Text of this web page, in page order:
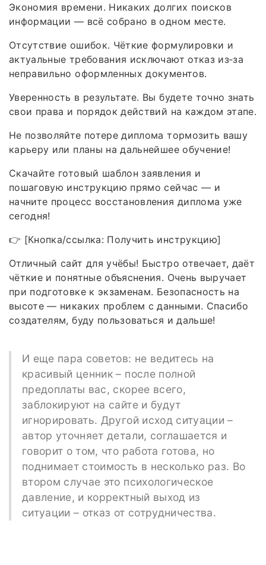
Экономия времени. Никаких долгих поисков
информации — всё собрано в одном месте.
Отсутствие ошибок. Чёткие формулировки и
актуальные требования исключают отказ из‑за
неправильно оформленных документов.
Уверенность в результате. Вы будете точно знать
свои права и порядок действий на каждом этапе.
Не позволяйте потере диплома тормозить вашу
карьеру или планы на дальнейшее обучение!
Скачайте готовый шаблон заявления и
пошаговую инструкцию прямо сейчас — и
начните процесс восстановления диплома уже
сегодня!
👉 [Кнопка/ссылка: Получить инструкцию]
Отличный сайт для учёбы! Быстро отвечает, даёт
чёткие и понятные объяснения. Очень выручает
при подготовке к экзаменам. Безопасность на
высоте — никаких проблем с данными. Спасибо
создателям, буду пользоваться и дальше!
И еще пара советов: не ведитесь на
красивый ценник – после полной
предоплаты вас, скорее всего,
заблокируют на сайте и будут
игнорировать. Другой исход ситуации –
автор уточняет детали, соглашается и
говорит о том, что работа готова, но
поднимает стоимость в несколько раз. Во
втором случае это психологическое
давление, и корректный выход из
ситуации – отказ от сотрудничества.